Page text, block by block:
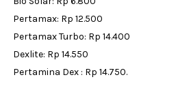
Pertamax: Rp 12.500
Pertamax Turbo: Rp 14.400
Dexlite: Rp 14.550
Pertamina Dex : Rp 14.750.